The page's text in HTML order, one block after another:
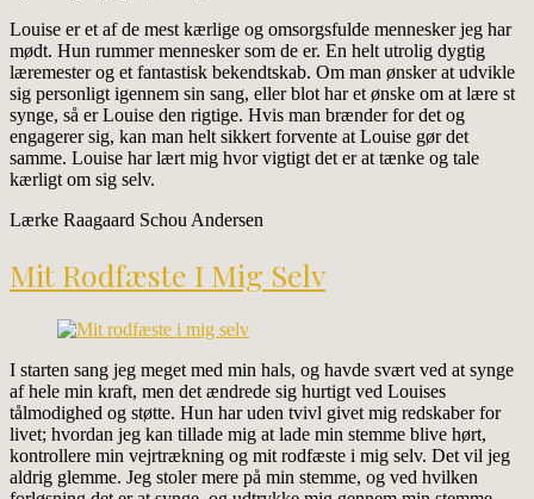
Louise er et af de mest kærlige og omsorgsfulde mennesker jeg har
mødt. Hun rummer mennesker som de er. En helt utrolig dygtig
læremester og et fantastisk bekendtskab. Om man ønsker at udvikle
sig personligt igennem sin sang, eller blot har et ønske om at lære st
synge, så er Louise den rigtige. Hvis man brænder for det og
engagerer sig, kan man helt sikkert forvente at Louise gør det
samme. Louise har lært mig hvor vigtigt det er at tænke og tale
kærligt om sig selv.
Lærke Raagaard Schou Andersen
Mit Rodfæste I Mig Selv
I starten sang jeg meget med min hals, og havde svært ved at synge
af hele min kraft, men det ændrede sig hurtigt ved Louises
tålmodighed og støtte. Hun har uden tvivl givet mig redskaber for
livet; hvordan jeg kan tillade mig at lade min stemme blive hørt,
kontrollere min vejrtrækning og mit rodfæste i mig selv. Det vil jeg
aldrig glemme. Jeg stoler mere på min stemme, og ved hvilken